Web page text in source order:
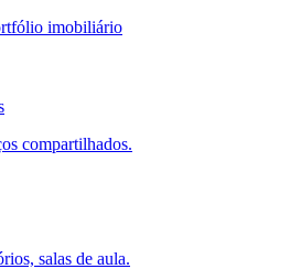
imobiliário
compartilhados.
salas de aula.